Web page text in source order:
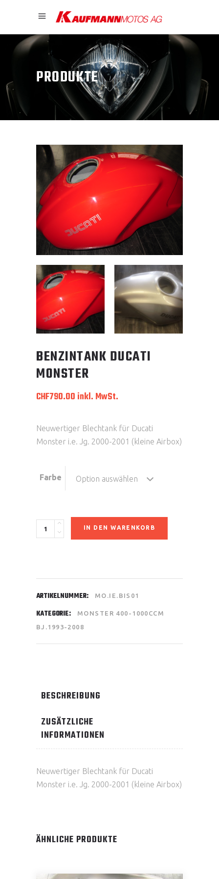
PRODUKTE
BENZINTANK DUCATI
MONSTER
CHF790.00 inkl. MwSt.
Neuwertiger Blechtank für Ducati
Monster i.e. Jg. 2000-2001 (kleine Airbox)
Farbe Option auswählen
Benzintank
Ducati
IN DEN WARENKORB
ARTIKELNUMMER: MO.IE.BIS01
KATEGORIE:
MONSTER 400-1000CCM
BJ.1993-2008
BESCHREIBUNG
ZUSÄTZLICHE
INFORMATIONEN
Neuwertiger Blechtank für Ducati
Monster i.e. Jg. 2000-2001 (kleine Airbox)
ÄHNLICHE PRODUKTE